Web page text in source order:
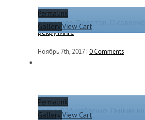
Permalink
GalleryView Cart
Александр Федотов. О
рекрутинге
Ноябрь 7th, 2017 | 0 Comments
Permalink
GalleryView Cart
Евгений Михайленко. Лишняя